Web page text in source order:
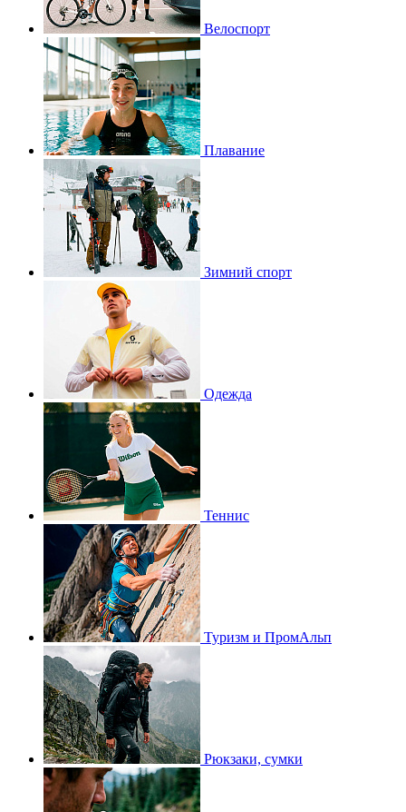
Велоспорт
Плавание
Зимний спорт
Одежда
Теннис
Туризм и ПромАльп
Рюкзаки, сумки